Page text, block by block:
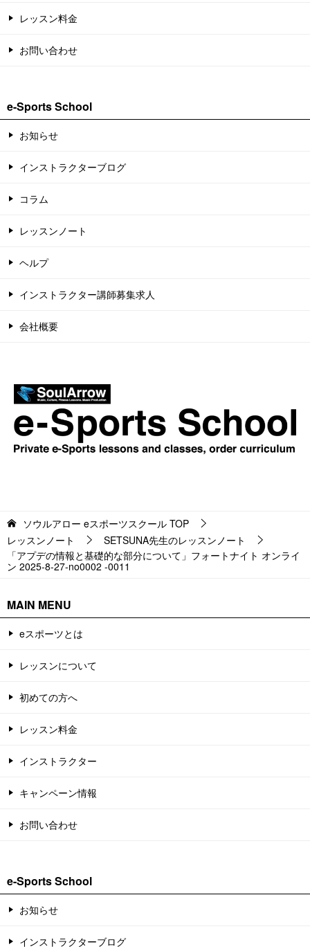
レッスン料金
お問い合わせ
e-Sports School
お知らせ
インストラクターブログ
コラム
レッスンノート
ヘルプ
インストラクター講師募集求人
会社概要
ソウルアロー eスポーツスクール TOP
レッスンノート
SETSUNA先生のレッスンノート
「アプデの情報と基礎的な部分について」フォートナイト オンライ
ン 2025-8-27-no0002 -0011
MAIN MENU
eスポーツとは
レッスンについて
初めての方へ
レッスン料金
インストラクター
キャンペーン情報
お問い合わせ
e-Sports School
お知らせ
インストラクターブログ